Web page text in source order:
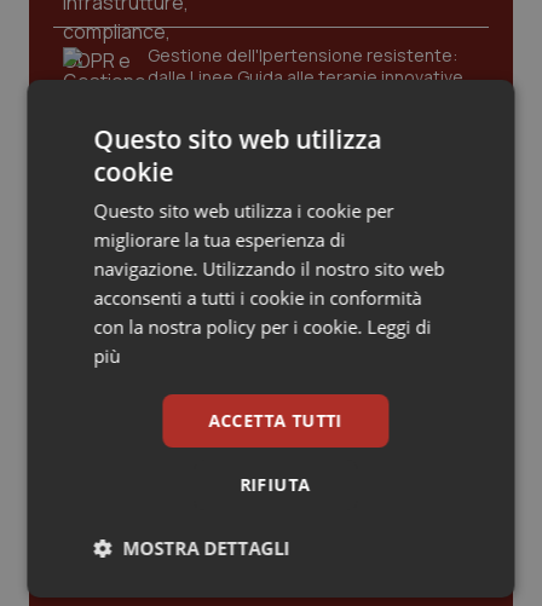
Marche
Piemonte
Provincia Autonoma di Bolzano
Provincia Autonoma di Trento
Puglia
Toscana
Donna & Salute
HIV
Infezioni & Febbre
Ipertensione & Scompenso
Malattie rare
Malattia di Crohn & Rettocolite Ulcerosa
Neuroscienze & patologie neurodegenerative
Obesità
Gestione dell'Ipertensione resistente:
dalle Linee Guida alle terapie innovative
Leadership Infermieristica 2026: nuovi
Leadership Medica 2026: guidare team
clinici ad alte prestazioni
AI e telemedicina nello studio
odontoiatrico: applicazioni concrete e
uso protetto
Questo sito web utilizza
cookie
Questo sito web utilizza i cookie per
migliorare la tua esperienza di
navigazione. Utilizzando il nostro sito web
acconsenti a tutti i cookie in conformità
con la nostra policy per i cookie. Leggi di
più
ACCETTA TUTTI
RIFIUTA
MOSTRA DETTAGLI
Necessari Statistici Marketing